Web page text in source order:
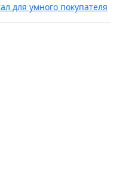
для умного покупателя